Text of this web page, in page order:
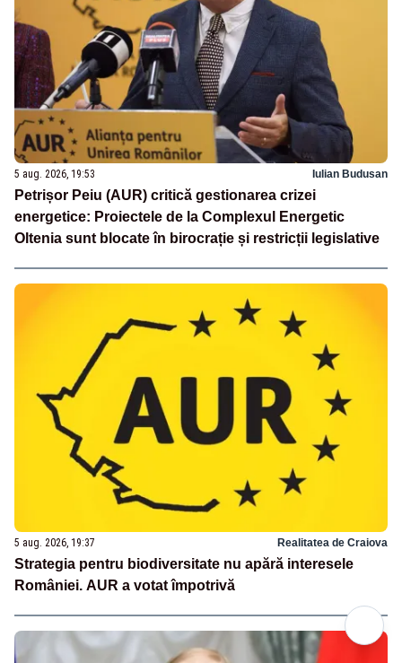
5 aug. 2026, 19:53 Iulian Budusan
Petrișor Peiu (AUR) critică gestionarea crizei
energetice: Proiectele de la Complexul Energetic
Oltenia sunt blocate în birocrație și restricții legislative
5 aug. 2026, 19:37 Realitatea de Craiova
Strategia pentru biodiversitate nu apără interesele
României. AUR a votat împotrivă